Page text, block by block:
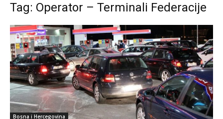
Tag: Operator – Terminali Federacije
Bosna i Hercegovina